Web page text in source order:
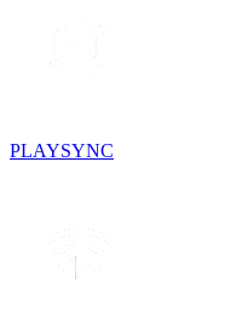
PLAYSYNC